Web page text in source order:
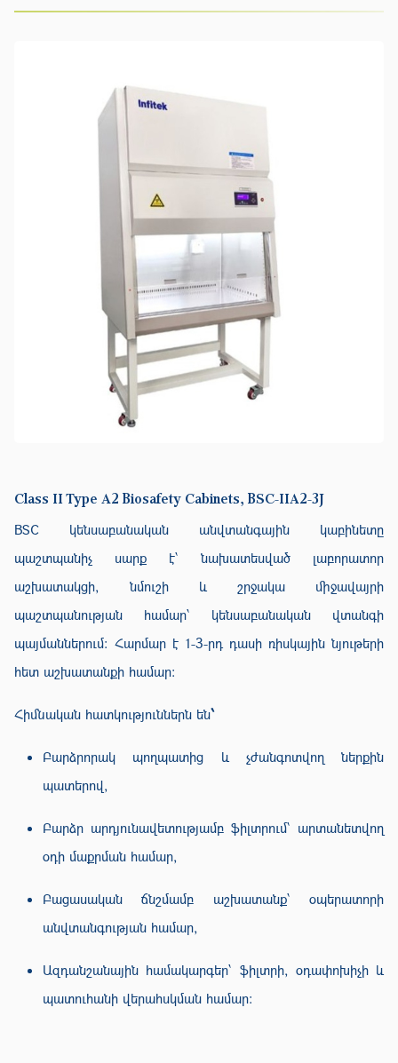
Class II Type A2 Biosafety Cabinets, BSC-IIA2-3J
BSC կենսաբանական անվտանգային կաբինետը
պաշտպանիչ սարք է՝ նախատեսված լաբորատոր
աշխատակցի, նմուշի և շրջակա միջավայրի
պաշտպանության համար՝ կենսաբանական վտանգի
պայմաններում։ Հարմար է 1-3-րդ դասի ռիսկային նյութերի
հետ աշխատանքի համար։
Հիմնական հատկություններն են՝
Բարձրորակ պողպատից և չժանգոտվող ներքին
պատերով,
Բարձր արդյունավետությամբ ֆիլտրում՝ արտանետվող
օդի մաքրման համար,
Բացասական ճնշմամբ աշխատանք՝ օպերատորի
անվտանգության համար,
Ազդանշանային համակարգեր՝ ֆիլտրի, օդափոխիչի և
պատուհանի վերահսկման համար։